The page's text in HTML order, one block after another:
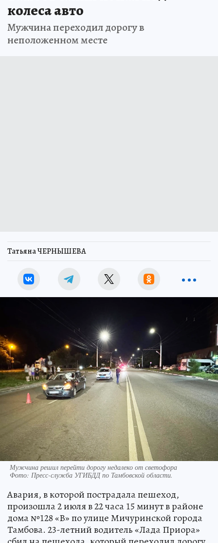
Тамбовчанин попал под
колеса авто
Мужчина переходил дорогу в
Фото:Пресс-служба УГИБДД по Тамбовской области.
Авария, в которой пострадала пешеход,
произошла 2 июля в 22 часа 15 минут в районе
дома №128 «В» по улице Мичуринской города